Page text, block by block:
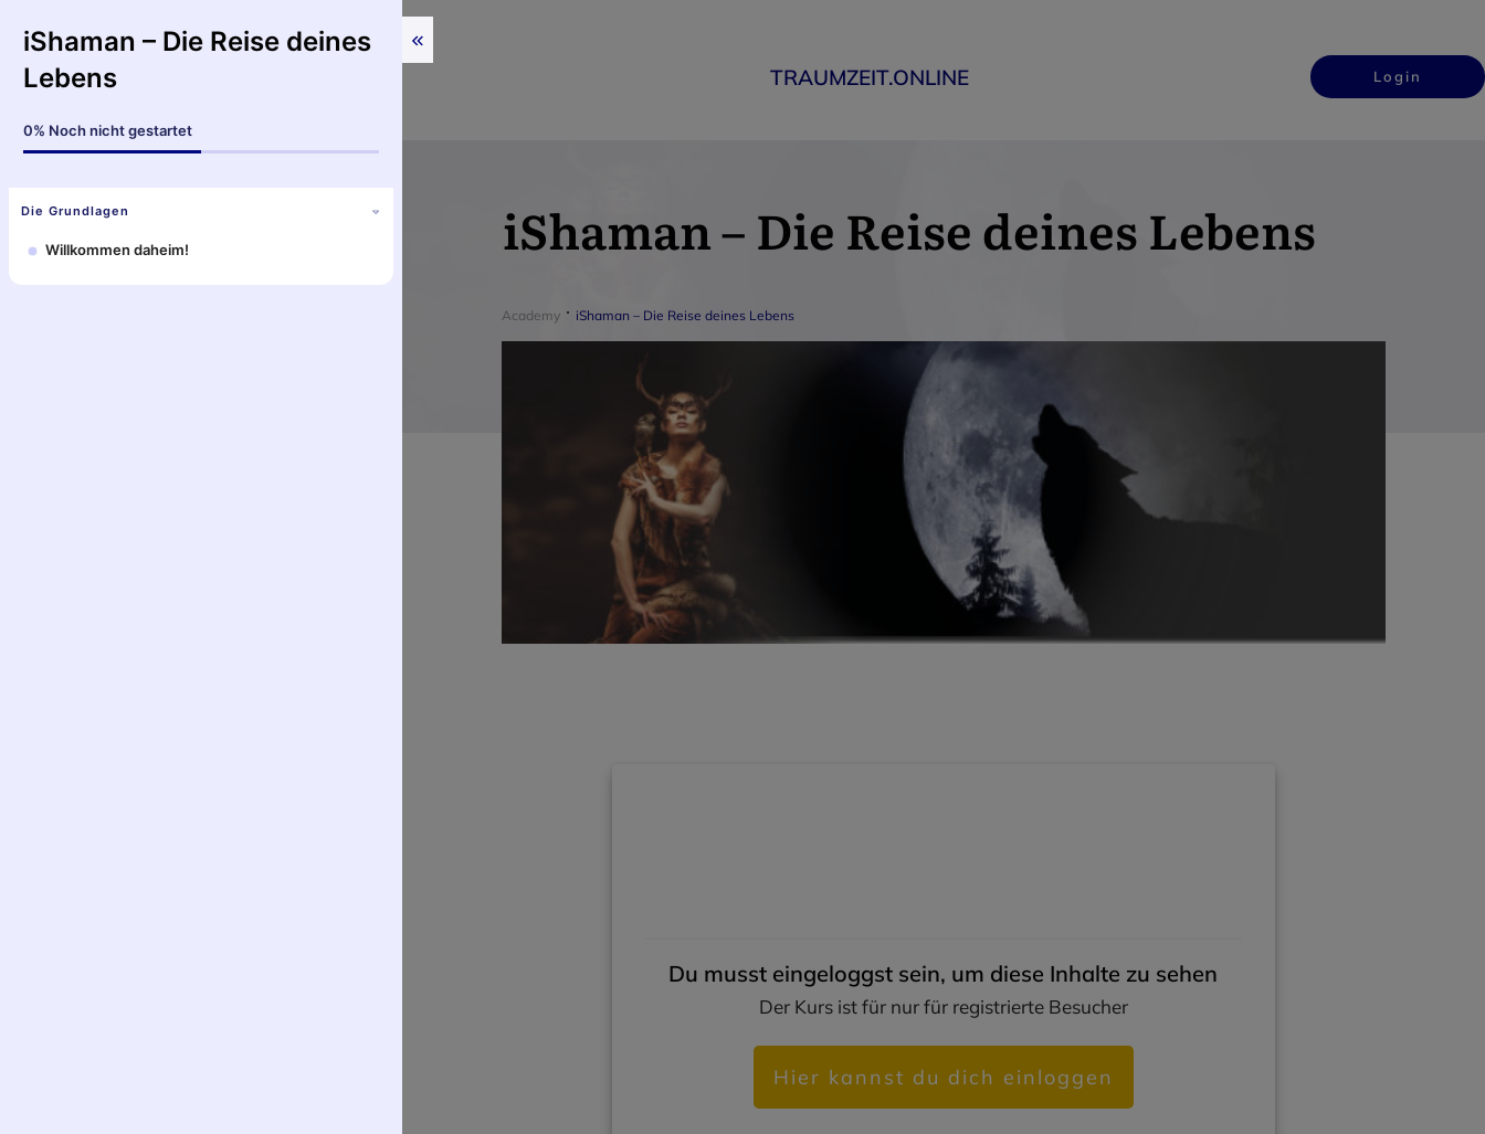
TRAUMZEIT.ONLINE Login
iShaman – Die Reise deines Lebens
Academy iShaman – Die Reise deines Lebens
Du musst eingeloggst sein, um diese Inhalte zu sehen
Der Kurs ist für nur für registrierte Besucher
Hier kannst du dich einloggen
iShaman – Die Reise deines
Lebens
0% Noch nicht gestartet
Die Grundlagen
Willkommen daheim!